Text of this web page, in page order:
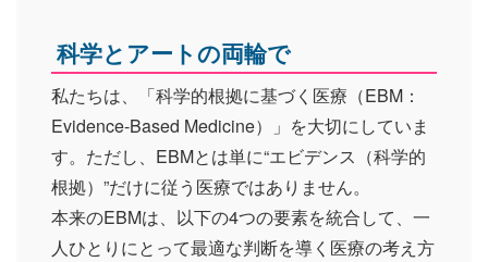
科学とアートの両輪で
私たちは、「科学的根拠に基づく医療（EBM：
Evidence-Based Medicine）」を大切にしていま
す。ただし、EBMとは単に“エビデンス（科学的
根拠）”だけに従う医療ではありません。
本来のEBMは、以下の4つの要素を統合して、一
人ひとりにとって最適な判断を導く医療の考え方